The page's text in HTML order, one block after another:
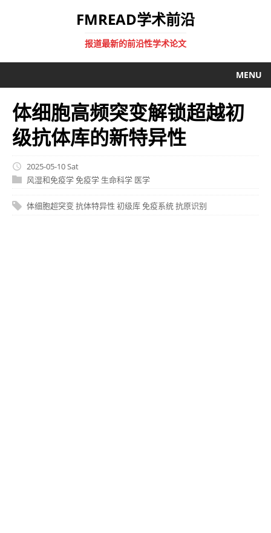
FMREAD学术前沿
报道最新的前沿性学术论文
MENU
体细胞高频突变解锁超越初
级抗体库的新特异性
2025-05-10 Sat
风湿和免疫学免疫学 生命科学 医学
体细胞超突变 抗体特异性 初级库免疫系统抗原识别